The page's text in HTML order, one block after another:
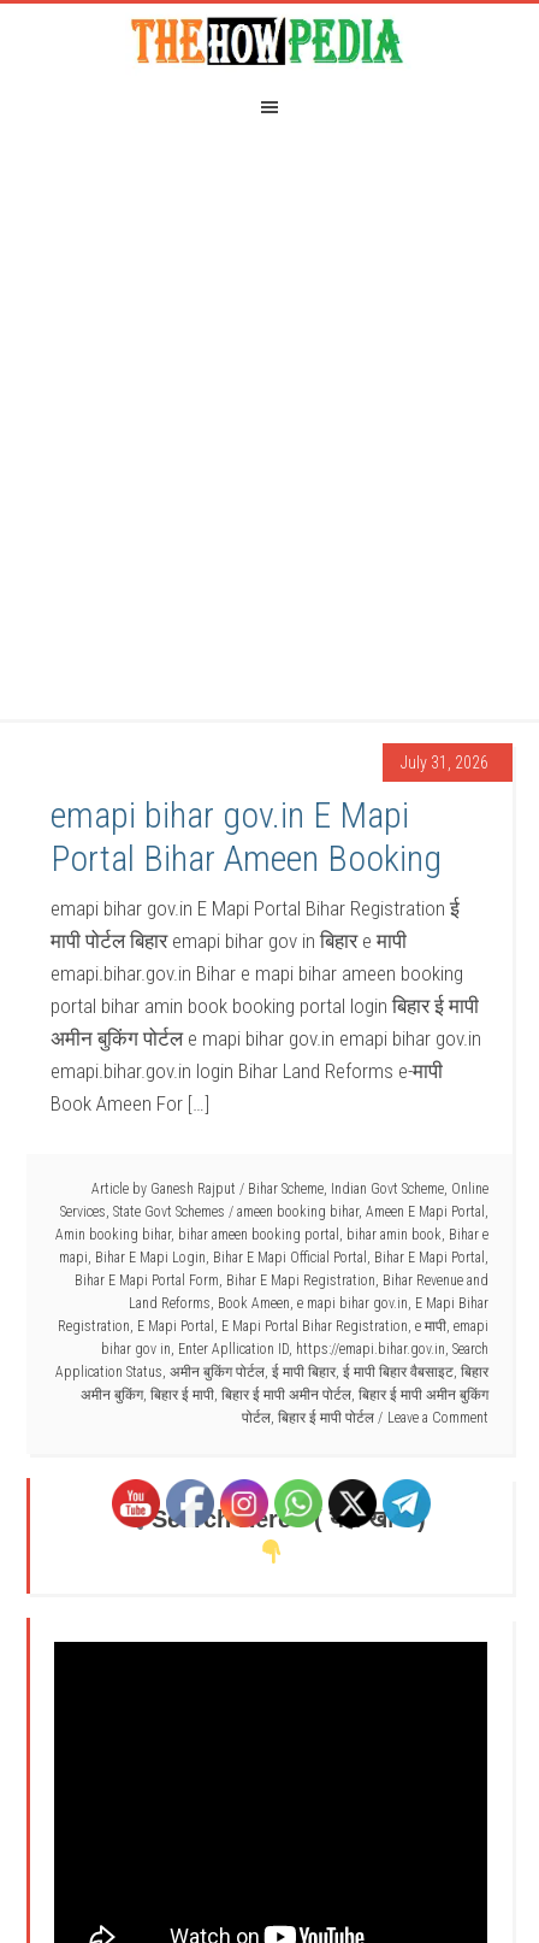
July 31, 2026
emapi bihar gov.in E Mapi
Portal Bihar Ameen Booking
emapi bihar gov.in E Mapi Portal Bihar Registration ई
मापी पोर्टल बिहार emapi bihar gov in बिहार e मापी
emapi.bihar.gov.in Bihar e mapi bihar ameen booking
portal bihar amin book booking portal login बिहार ई मापी
अमीन बुकिंग पोर्टल e mapi bihar gov.in emapi bihar gov.in
emapi.bihar.gov.in login Bihar Land Reforms e-मापी
Book Ameen For […]
Article by Ganesh Rajput / Bihar Scheme, Indian Govt Scheme, Online
Services, State Govt Schemes / ameen booking bihar, Ameen E Mapi Portal ,
Amin booking bihar, bihar ameen booking portal , bihar amin book, Bihar e
mapi, Bihar E Mapi Login, Bihar E Mapi Official Portal , Bihar E Mapi Portal ,
Bihar E Mapi Portal Form, Bihar E Mapi Registration, Bihar Revenue and
Land Reforms, Book Ameen, e mapi bihar gov.in, E Mapi Bihar
Registration, E Mapi Portal , E Mapi Portal Bihar Registration, e मापी, emapi
bihar gov in, Enter Apllication ID, https://emapi.bihar.gov.in, Search
Application Status, अमीन बुकिंग पोर्टल, ई मापी बिहार, ई मापी बिहार वैबसाइट, बिहार
अमीन बुकिंग, बिहार ई मापी, बिहार ई मापी अमीन पोर्टल, बिहार ई मापी अमीन बुकिंग
पोर्टल, बिहार ई मापी पोर्टल Leave a Comment
Search Here - ( यहाँ खोजें )